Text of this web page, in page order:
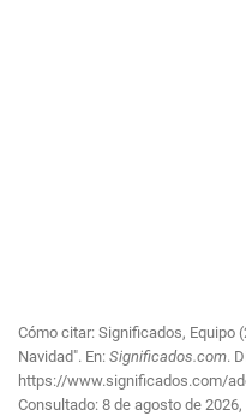
Cómo citar: Significados, Equipo
Navidad". En: Significados.com.
https://www.significados.com/
Consultado: 8 de agosto de 2026,